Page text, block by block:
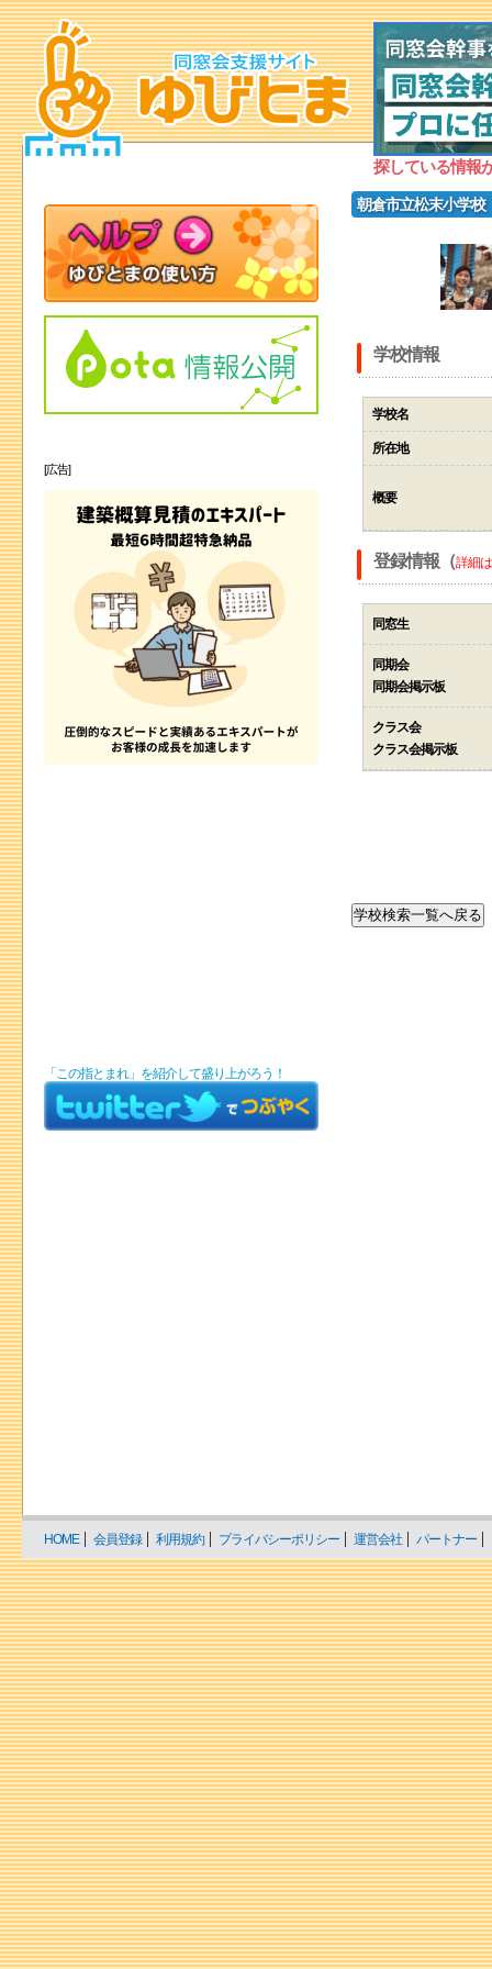
探している情報
朝倉市立松末小学校
学校情報
学校名
所在地
概要
登録情報（詳細
同窓生
同期会
同期会掲示板
クラス会
クラス会掲示板
[広告]
「この指とまれ」を紹介して盛り上がろう！
HOME 会員登録 利用規約 プライバシーポリシー 運営会社 パートナー